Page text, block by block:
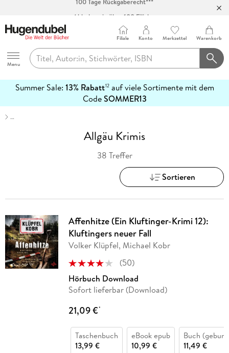
Abholung in über 100 Filialen
Hugendubel
Menu
Filiale Konto Merkzettel Warenkorb
Summer Sale: 13% Rabatt12auf viele Sortimente mit dem
CodeSOMMER13
erfahren
…
Allgäu Krimis
38 Treffer
Sortieren
Affenhitze (Ein Kluftinger-Krimi 12):
Kluftingers neuer Fall
Volker Klüpfel, Michael Kobr
(50)
Hörbuch Download
Sofort lieferbar (Download)
21,09 €*
Taschenbuch
13,99 €
eBook epub
10,99 €
Buch
11,49 €